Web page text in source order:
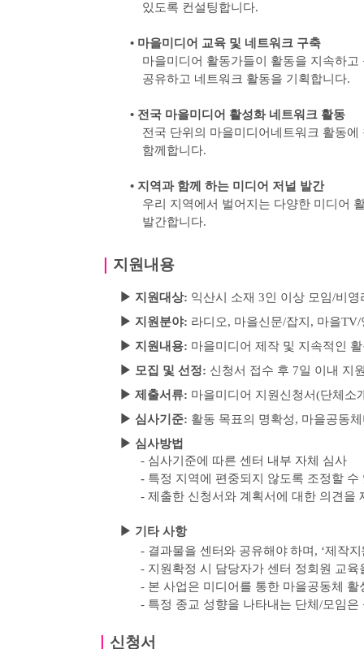
있도록 컨설팅합니다.
• 마을미디어 교육 및 네트워크 구축
마을미디어 활동가들이 활동을 지속하
공유하고 네트워크 활동을 기획합니다.
• 전국 마을미디어 활성화 네트워크 활동
전국 단위의 마을미디어네트워크 활동
함께합니다.
• 지역과 함께 하는 미디어 저널 발간
우리 지역에서 벌어지는 다양한 미디어
발간합니다.
지원내용
▶ 지원대상: 익산시 소재 3인 이상 모임/비영
▶ 지원분야: 라디오, 마을신문/잡지 , 마을TV/
▶ 지원내용: 마을미디어 제작 및 지속적인
▶ 모집 및 선정: 신청서 접수 후 7일 이내 지
▶ 제출서류: 마을미디어 지원신청서(단체소
▶ 심사기준: 활동 목표의 명확성, 마을공동
▶ 심사방법
- 심사기준에 따른 센터 내부 자체 심사
- 특정 지역에 편중되지 않도록 조정할 수
-제출한 신청서와 계획서에 대한 의견을
▶ 기타 사항
- 결과물을 센터와 공유해야 하며 , ‘제작지
- 지원확정 시 담당자가 센터 정회원 교육
- 본 사업은 미디어를 통한 마을공동체
- 특정 종교 성향을 나타내는 단체 /모임은
신청서